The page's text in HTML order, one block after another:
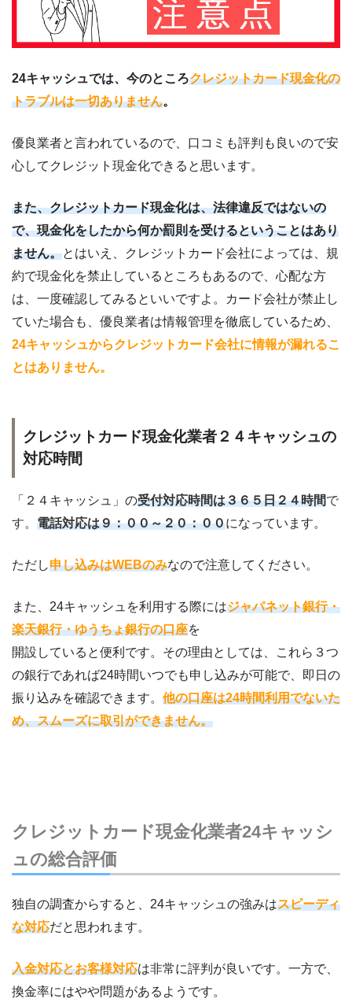
24キャッシュでは、今のところクレジットカード現金化の
トラブルは一切ありません。
優良業者と言われているので、口コミも評判も良いので安
心してクレジット現金化できると思います。
また、クレジットカード現金化は、法律違反ではないの
で、現金化をしたから何か罰則を受けるということはあり
ません。とはいえ、クレジットカード会社によっては、規
約で現金化を禁止しているところもあるので、心配な方
は、一度確認してみるといいですよ。カード会社が禁止し
ていた場合も、優良業者は情報管理を徹底しているため、
24キャッシュからクレジットカード会社に情報が漏れるこ
とはありません。
クレジットカード現金化業者２４キャッシュの
対応時間
「２４キャッシュ」の受付対応時間は３６５日２４時間で
す。 電話対応は９：００～２０：００になっています。
ただし申し込みはWEBのみなので注意してください。
また、24キャッシュを利用する際にはジャパネット銀行・
楽天銀行・ゆうちょ銀行の口座を
開設していると便利です。その理由としては、これら３つ
の銀行であれば24時間いつでも申し込みが可能で、即日の
振り込みを確認できます。 他の口座は24時間利用でないた
め、スムーズに取引ができません。
クレジットカード現金化業者24キャッシ
ュの総合評価
独自の調査からすると、24キャッシュの強みはスピーディ
な対応だと思われます。
入金対応とお客様対応は非常に評判が良いです。一方で、
換金率にはやや問題があるようです。